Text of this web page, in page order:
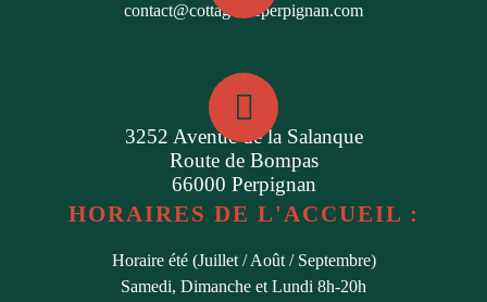
contact@cottagesdeperpignan.com
3252 Avenue de la Salanque
Route de Bompas
66000 Perpignan
HORAIRES DE L'ACCUEIL :
Horaire été (Juillet / Août / Septembre)
Samedi, Dimanche et Lundi 8h-20h